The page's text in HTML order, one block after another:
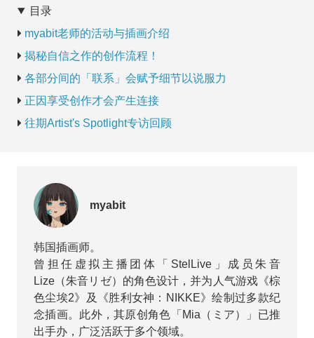
目录
myabit老师的活动与插画介绍
揭秘自信之作的创作流程！
各部分间的「联系」会赋予细节以说服力
正因享受创作才会产生连接
往期Artist's Spotlight专访回顾
myabit
韩国插画师。
曾担任虚拟主播团体「StelLive」成员朱音
Lize（朱音リゼ）的角色设计，并为人气游戏《棕
色尘埃2》及《胜利女神：NIKKE》绘制过多款纪
念插画。此外，其原创角色「Mia（ミア）」已推
出手办，广泛活跃于多个领域。